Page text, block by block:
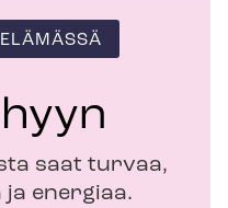
saat turvaa,
ja energiaa.